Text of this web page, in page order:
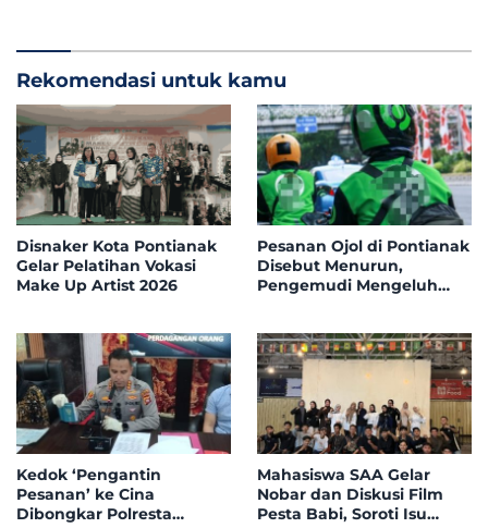
Rekomendasi untuk kamu
Disnaker Kota Pontianak
Gelar Pelatihan Vokasi
Make Up Artist 2026
Pesanan Ojol di Pontianak
Disebut Menurun,
Pengemudi Mengeluh
Kedok ‘Pengantin
Pesanan’ ke Cina
Dibongkar Polresta
Mahasiswa SAA Gelar
Nobar dan Diskusi Film
Pesta Babi, Soroti Isu